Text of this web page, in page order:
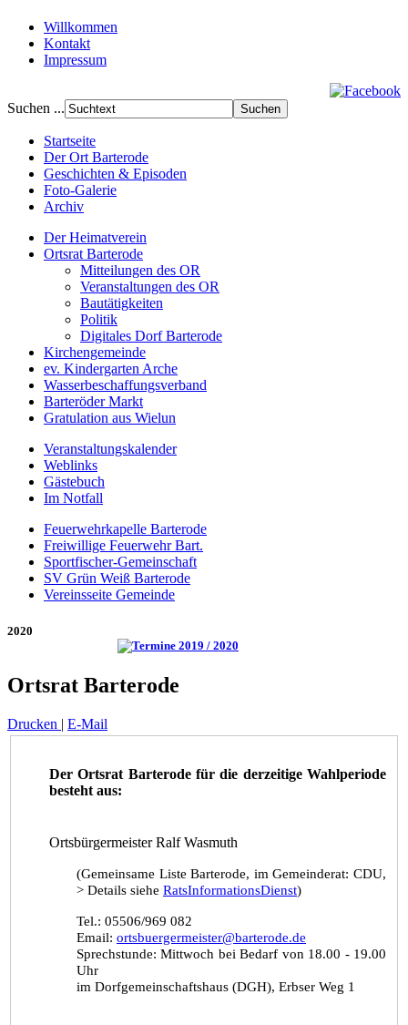
Willkommen
Kontakt
Impressum
Suchen ...
Startseite
Der Ort Barterode
Geschichten & Episoden
Foto-Galerie
Archiv
Der Heimatverein
Ortsrat Barterode
Mitteilungen des OR
Veranstaltungen des OR
Bautätigkeiten
Politik
Digitales Dorf Barterode
Kirchengemeinde
ev. Kindergarten Arche
Wasserbeschaffungsverband
Barteröder Markt
Gratulation aus Wielun
Veranstaltungskalender
Weblinks
Gästebuch
Im Notfall
Feuerwehrkapelle Barterode
Freiwillige Feuerwehr Bart.
Sportfischer-Gemeinschaft
SV Grün Weiß Barterode
Vereinsseite Gemeinde
2020
Ortsrat Barterode
Drucken | E-Mail
Der Ortsrat Barterode für die derzeitige Wahlperiode
besteht aus:
Ortsbürgermeister Ralf Wasmuth
(Gemeinsame Liste Barterode, im Gemeinderat: CDU,
> Details siehe RatsInformationsDienst)
Tel.: 05506/969 082
Email: ortsbuergermeister@barterode.de
Sprechstunde: Mittwoch bei Bedarf von 18.00 - 19.00
Uhr
im Dorfgemeinschaftshaus (DGH), Erbser Weg 1